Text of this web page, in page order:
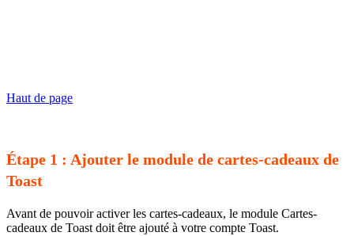
Haut de page
Étape 1 : Ajouter le module de cartes-cadeaux de
Toast
Avant de pouvoir activer les cartes-cadeaux, le module Cartes-
cadeaux de Toast doit être ajouté à votre compte Toast.